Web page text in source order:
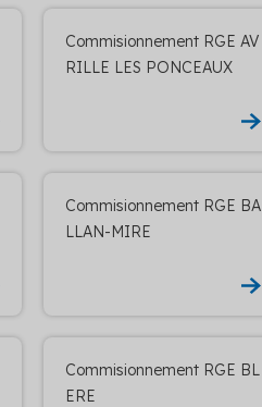
Commisionnement RGE AV
RILLE LES PONCEAUX
Commisionnement RGE BA
LLAN-MIRE
Commisionnement RGE BL
ERE